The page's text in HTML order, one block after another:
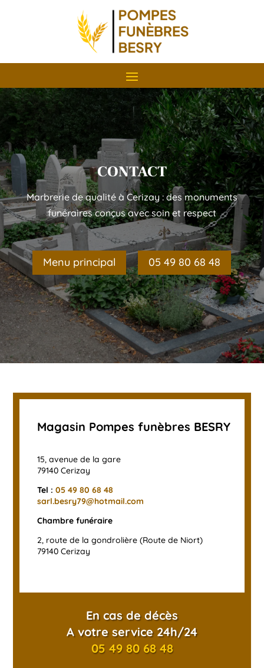
CONTACT
Marbrerie de qualité à Cerizay : des monuments
funéraires conçus avec soin et respect
Menu principal 05 49 80 68 48
Magasin Pompes funèbres BESRY
15, avenue de la gare
79140 Cerizay
Tel :05 49 80 68 48
sarl.besry79@hotmail.com
Chambre funéraire
2, route de la gondrolière (Route de Niort)
79140 Cerizay
En cas de décès
A votre service 24h/24
05 49 80 68 48